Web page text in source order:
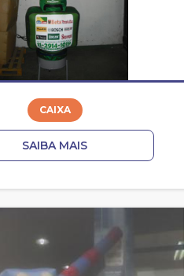
CAIXA
SAIBA MAIS